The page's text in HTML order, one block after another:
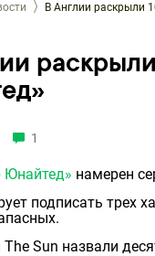
В Англии раскрыли
1
Юнайтед» намерен
подписать трех
The Sun назвали